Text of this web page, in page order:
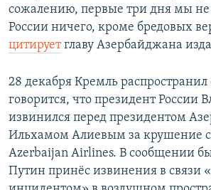
сожалению, первые три дня мы
России ничего, кроме бредовых
цитируетглаву Азербайджана
28 декабря Кремль
говорится, что президент России
извинился перед президентом
Ильхамом Алиевым за крушение
Azerbaijan Airlines. В сообщении
Путин принёс извинения в связи